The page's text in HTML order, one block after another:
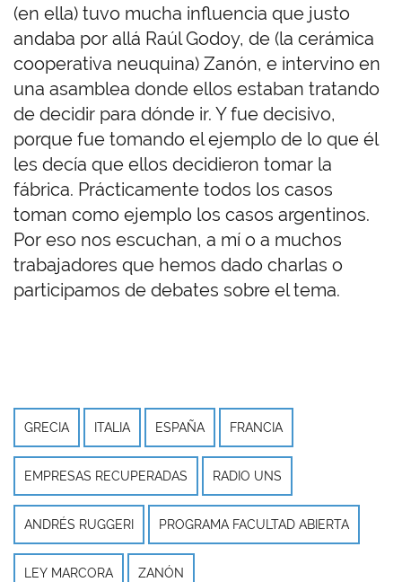
(en ella) tuvo mucha influencia que justo
andaba por allá Raúl Godoy, de (la cerámica
cooperativa neuquina) Zanón, e intervino en
una asamblea donde ellos estaban tratando
de decidir para dónde ir. Y fue decisivo,
porque fue tomando el ejemplo de lo que él
les decía que ellos decidieron tomar la
fábrica. Prácticamente todos los casos
toman como ejemplo los casos argentinos.
Por eso nos escuchan, a mí o a muchos
trabajadores que hemos dado charlas o
participamos de debates sobre el tema.
GRECIA ITALIA ESPAÑA FRANCIA
EMPRESAS RECUPERADAS RADIO UNS
ANDRÉS RUGGERI PROGRAMA FACULTAD ABIERTA
LEY MARCORA ZANÓN